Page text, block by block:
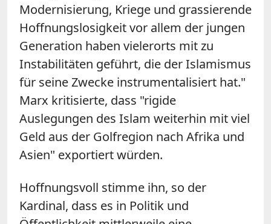
Modernisierung, Kriege und grassierende
Hoffnungslosigkeit vor allem der jungen
Generation haben vielerorts mit zu
Instabilitäten geführt, die der Islamismus
für seine Zwecke instrumentalisiert hat."
Marx kritisierte, dass "rigide
Auslegungen des Islam weiterhin mit viel
Geld aus der Golfregion nach Afrika und
Asien" exportiert würden.
Hoffnungsvoll stimme ihn, so der
Kardinal, dass es in Politik und